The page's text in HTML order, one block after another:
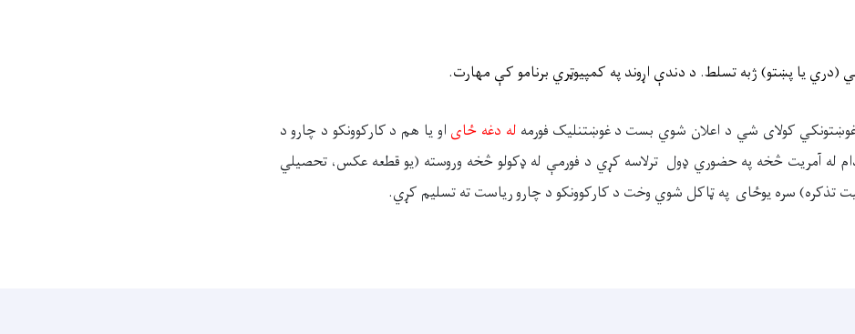
(دري یا پښتو)ژبهتسلط. د دندې اړوند په کمپیوټري برنامو کې مهارت.
غوښتونکي کولای شي د اعلان شوي بست دغوښتنلیک فورمه له دغه ځای او یا هم دکارکوونکو د چارود
لهآمریت څخه په حضوري ډول ترلاسه کړي د فورمې له ډکولو څخه وروسته (یو قطعه عکس، تحصیلي
تذکره)سرهیوځای په ټاکل شوي وخت دکارکوونکو د چاروریاست ته تسلیم کړي.